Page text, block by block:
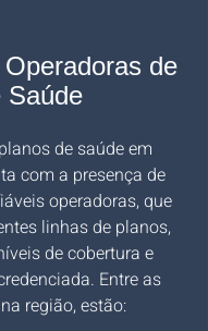
de
Saúde
de saúde em
com a presença de
operadoras, que
linhas de planos,
de cobertura e
Entre as
região, estão: